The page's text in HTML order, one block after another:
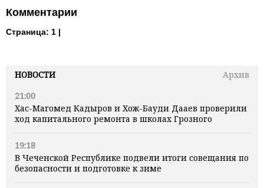
НОВОСТИ
Архив
21:00
Хас-Магомед Кадыров и Хож-Бауди Дааев проверили
ход капитального ремонта в школах Грозного
19:18
В Чеченской Республике подвели итоги совещания по
безопасности и подготовке к зиме
Комментарии
Страница: 1 |